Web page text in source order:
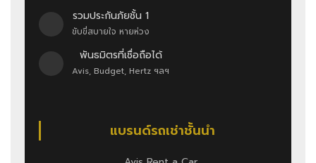
รวมประกันภัยชั้น 1
ขับขี่สบายใจ หายห่วง
พันธมิตรที่เชื่อถือได้
Avis, Budget, Hertz ฯลฯ
แบรนด์รถเช่าชั้นนำ